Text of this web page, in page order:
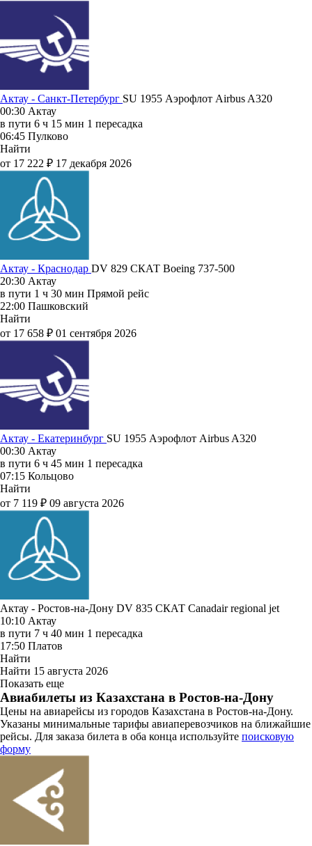
Актау - Санкт-Петербург SU 1955 Аэрофлот Airbus A320
00:30 Актау
в пути 6 ч 15 мин 1 пересадка
06:45 Пулково
Найти
от 17 222 ₽ 17 декабря 2026
Актау - Краснодар DV 829 СКАТ Boeing 737-500
20:30 Актау
в пути 1 ч 30 мин Прямой рейс
22:00 Пашковский
Найти
от 17 658 ₽ 01 сентября 2026
Актау - Екатеринбург SU 1955 Аэрофлот Airbus A320
00:30 Актау
в пути 6 ч 45 мин 1 пересадка
07:15 Кольцово
Найти
от 7 119 ₽ 09 августа 2026
Актау - Ростов-на-Дону DV 835 СКАТ Canadair regional jet
10:10 Актау
в пути 7 ч 40 мин 1 пересадка
17:50 Платов
Найти
Найти 15 августа 2026
Показать еще
Авиабилеты из Казахстана в Ростов-на-Дону
Цены на авиарейсы из городов Казахстана в Ростов-на-Дону.
Указаны минимальные тарифы авиаперевозчиков на ближайшие
рейсы. Для заказа билета в оба конца используйте поисковую
форму